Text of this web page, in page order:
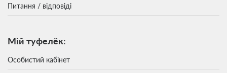
Питання / відповіді
Мій туфелёк:
Особистий кабінет